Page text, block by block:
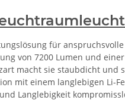
für
von 7200 Lumen und
macht sie staubdicht und
mit einem langlebigen Li-
Langlebigkeit